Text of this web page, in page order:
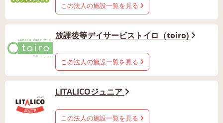
この法人の施設一覧を見る
放課後等デイサービストイロ（toiro)
この法人の施設一覧を見る
LITALICOジュニア
この法人の施設一覧を見る